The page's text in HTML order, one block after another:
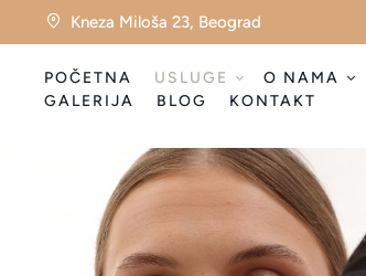
Kneza Miloša 23, Beograd
POČETNA USLUGE O NAMA
GALERIJA
BLOG KONTAKT